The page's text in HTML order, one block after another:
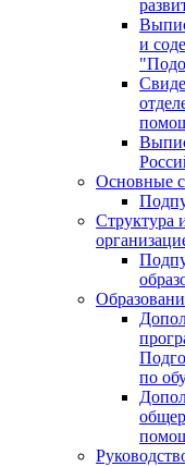
и
Основные
Структура
по